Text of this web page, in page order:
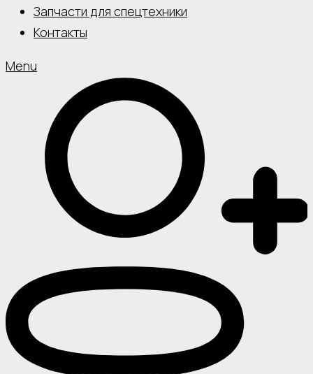
Запчасти для спецтехники
Контакты
Menu